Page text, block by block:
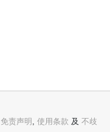
免责声明 , 使用条款 及 不歧